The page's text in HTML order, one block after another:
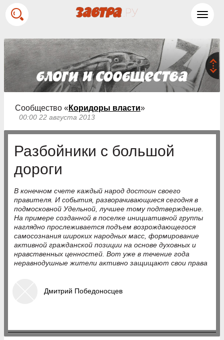
Сообщество « Коридоры власти»
00:00 22 августа 2013
Разбойники с большой
дороги
В конечном счете каждый народ достоин своего
правителя. И события, разворачивающиеся сегодня в
подмосковной Удельной, лучшее тому подтверждение.
На примере созданной в поселке инициативной группы
наглядно прослеживается подъем возрождающегося
самосознания широких народных масс, формирование
активной гражданской позиции на основе духовных и
нравственных ценностей. Вот уже в течение года
неравнодушные жители активно защищают свои права
Дмитрий Победоносцев